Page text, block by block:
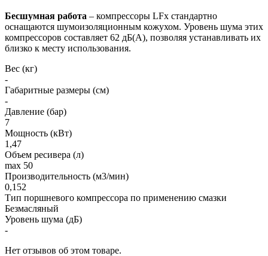
Бесшумная работа – компрессоры LFx стандартно
оснащаются шумоизоляционным кожухом. Уровень шума этих
компрессоров составляет 62 дБ(A), позволяя устанавливать их
близко к месту использования.
Вес (кг)
-
Габаритные размеры (см)
-
Давление (бар)
7
Мощность (кВт)
1,47
Объем ресивера (л)
max 50
Производительность (м3/мин)
0,152
Тип поршневого компрессора по применению смазки
Безмасляный
Уровень шума (дБ)
-
Нет отзывов об этом товаре.